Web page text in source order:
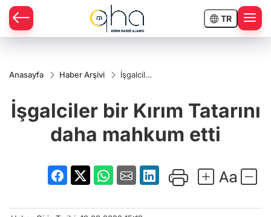
TR
Anasayfa Haber Arşivi
İşgalciler
daha
mahkum
İşgalciler bir Kırım Tatarını
daha mahkum etti